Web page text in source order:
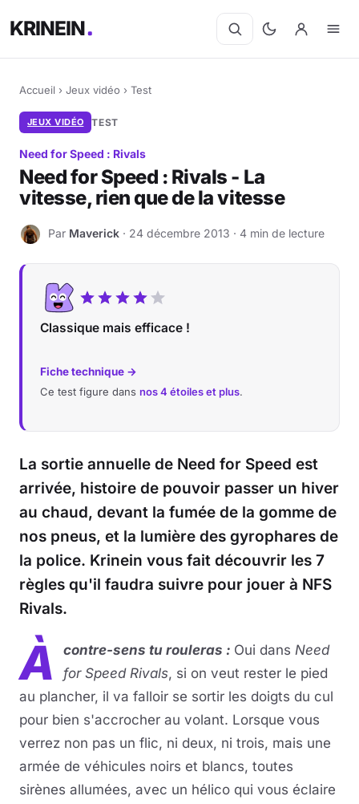
KRINEIN
Accueil › Jeux vidéo › Test
JEUX VIDÉO TEST
Need for Speed : Rivals
Need for Speed : Rivals - La
vitesse, rien que de la vitesse
M Par Maverick · 24 décembre 2013 · 4 min de lecture
Classique mais efficace !
Fiche technique →
Ce test figure dans nos 4 étoiles et plus.
La sortie annuelle de Need for Speed est
arrivée, histoire de pouvoir passer un hiver
au chaud, devant la fumée de la gomme de
nos pneus, et la lumière des gyrophares de
la police. Krinein vous fait découvrir les 7
règles qu'il faudra suivre pour jouer à NFS
Rivals.
À contre-sens tu rouleras : Oui dans Need
for Speed Rivals, si on veut rester le pied
au plancher, il va falloir se sortir les doigts du cul
pour bien s'accrocher au volant. Lorsque vous
verrez non pas un flic, ni deux, ni trois, mais une
armée de véhicules noirs et blancs, toutes
sirènes allumées, avec un hélico qui vous éclaire